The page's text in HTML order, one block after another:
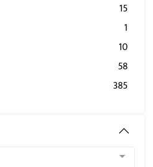
15
1
10
58
385